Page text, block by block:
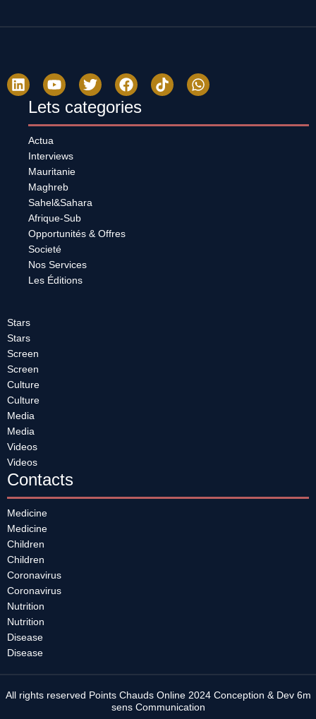
Lets categories
Actua
Interviews
Mauritanie
Maghreb
Sahel&Sahara
Afrique-Sub
Opportunités & Offres
Societé
Nos Services
Les Éditions
Stars
Stars
Screen
Screen
Culture
Culture
Media
Media
Videos
Videos
Contacts
Medicine
Medicine
Children
Children
Coronavirus
Coronavirus
Nutrition
Nutrition
Disease
Disease
All rights reserved Points Chauds Online 2024 Conception & Dev 6m
sens Communication